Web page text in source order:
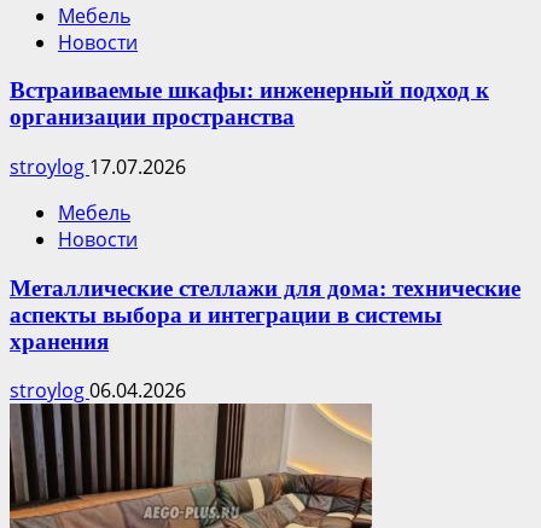
Мебель
Новости
Встраиваемые шкафы: инженерный подход к
организации пространства
stroylog 17.07.2026
Мебель
Новости
Металлические стеллажи для дома: технические
аспекты выбора и интеграции в системы
хранения
stroylog06.04.2026